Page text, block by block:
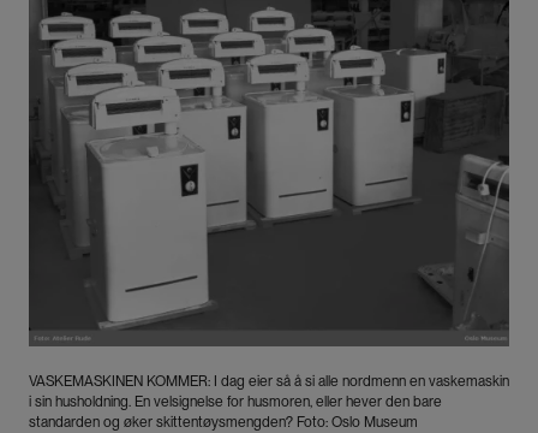
VASKEMASKINEN KOMMER: I dag eier så å si alle nordmenn en vaskemaskin
i sin husholdning. En velsignelse for husmoren, eller hever den bare
standarden og øker skittentøysmengden? Foto: Oslo Museum